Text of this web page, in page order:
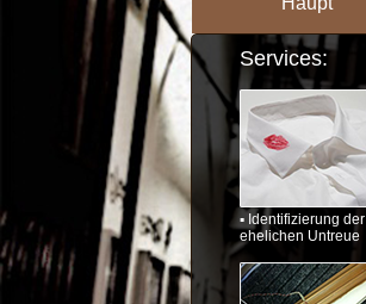
Services:
▪ Identifizierung der
ehelichen Untreue